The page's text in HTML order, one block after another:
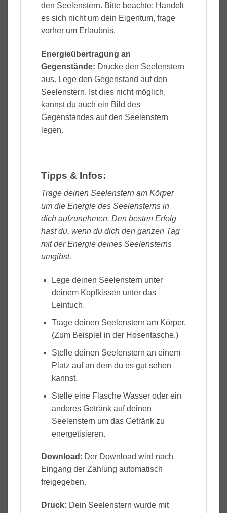
den Seelenstern. Bitte beachte: Handelt
es sich nicht um dein Eigentum, frage
vorher um Erlaubnis.
Energieübertragung an
Gegenstände: Drucke den Seelenstern
aus. Lege den Gegenstand auf den
Seelenstern. Ist dies nicht möglich,
kannst du auch ein Bild des
Gegenstandes auf den Seelenstern
legen.
Tipps & Infos:
Trage deinen Seelenstern am Körper
um die Energie des Seelensterns in
dich aufzunehmen. Den besten Erfolg
hast du, wenn du dich den ganzen Tag
mit der Energie deines Seelensterns
umgibst.
Lege deinen Seelenstern unter
deinem Kopfkissen unter das
Leintuch.
Trage deinen Seelenstern am Körper.
(Zum Beispiel in der Hosentasche.)
Stelle deinen Seelenstern an einem
Platz auf an dem du es gut sehen
kannst.
Stelle eine Flasche Wasser oder ein
anderes Getränk auf deinen
Seelenstern um das Getränk zu
energetisieren.
Download : Der Download wird nach
Eingang der Zahlung automatisch
freigegeben.
Druck: Dein Seelenstern wurde mit